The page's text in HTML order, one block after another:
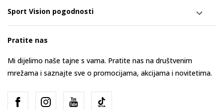
Sport Vision pogodnosti
Pratite nas
Mi dijelimo naše tajne s vama. Pratite nas na društvenim
mrežama i saznajte sve o promocijama, akcijama i novitetima.